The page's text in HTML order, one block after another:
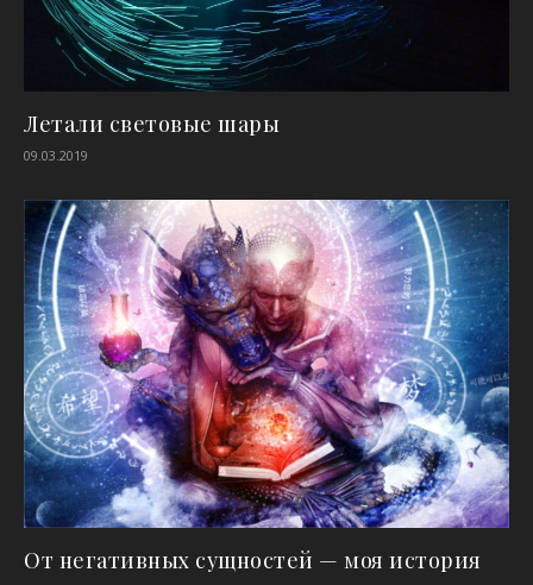
Летали световые шары
09.03.2019
От негативных сущностей — моя история